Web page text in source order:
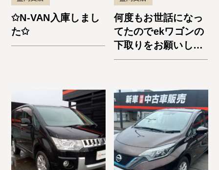
✩N-VAN入庫しまし
た✩
何度もお世話になっ
てたのでekワゴンの
下取りをお願いしま
した。納車までスム
す！